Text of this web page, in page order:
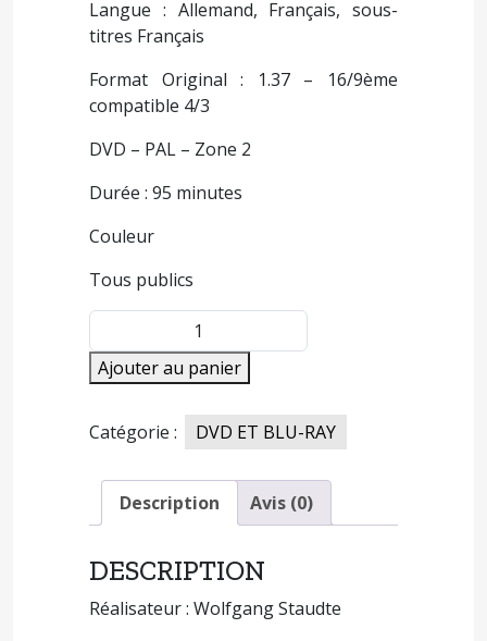
Langue : Allemand, Français, sous-
titres Français
Format Original : 1.37 – 16/9ème
compatible 4/3
DVD – PAL – Zone 2
Durée : 95 minutes
Couleur
Tous publics
de
L'HISTOIRE
PETIT
Ajouter au panier
Catégorie : DVD ET BLU-RAY
Description Avis (0)
DESCRIPTION
Réalisateur : Wolfgang Staudte